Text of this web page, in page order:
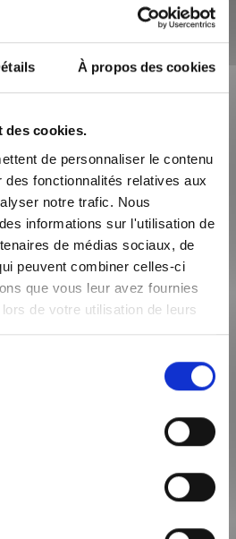
À propos des cookies
des cookies.
de personnaliser le contenu
fonctionnalités relatives aux
notre trafic. Nous
informations sur l'utilisation de
de médias sociaux, de
peuvent combiner celles-ci
que vous leur avez fournies
de votre utilisation de leurs
Terrain 281m²
jardin privatif
Terrain 388m²
j’accepte que les informations soient